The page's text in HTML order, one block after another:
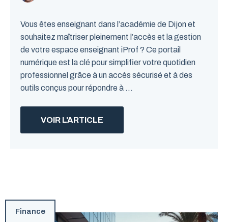
Vous êtes enseignant dans l’académie de Dijon et
souhaitez maîtriser pleinement l’accès et la gestion
de votre espace enseignant iProf ? Ce portail
numérique est la clé pour simplifier votre quotidien
professionnel grâce à un accès sécurisé et à des
outils conçus pour répondre à ...
VOIR L'ARTICLE
Finance